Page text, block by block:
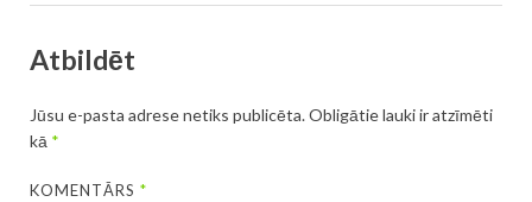
Atbildēt
Jūsu e-pasta adrese netiks publicēta.Obligātie lauki ir atzīmēti
kā *
KOMENTĀRS*